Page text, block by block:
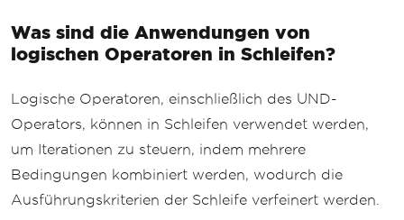
Was sind die Anwendungen von
logischen Operatoren in Schleifen?
Logische Operatoren, einschließlich des UND-
Operators, können in Schleifen verwendet werden,
um Iterationen zu steuern, indem mehrere
Bedingungen kombiniert werden, wodurch die
Ausführungskriterien der Schleife verfeinert werden.